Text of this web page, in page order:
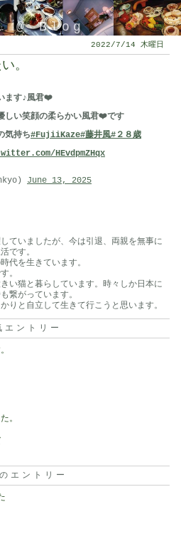
@ Blog
2022/7/14 木曜日
。
ます♪風君❤️
しい笑顔の柔らかい風君❤️です
気持ち#FujiiKaze#藤井風#２８歳
HEvdpmZHqx
June 13, 2025
ていましたが、今は引退、両親を無事に
です。
代を生きています。
。
い猫と暮らしています。時々しか日本に
繋がっています。
りと自立して生きて行こうと思います。
エントリー
。
エントリー